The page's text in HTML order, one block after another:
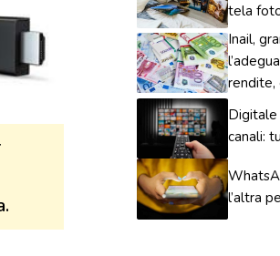
tela
Inail,
rendite,
canali:
l’altra